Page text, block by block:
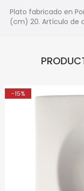
Plato fabricado en
(cm) 20. Artículo de
-15%